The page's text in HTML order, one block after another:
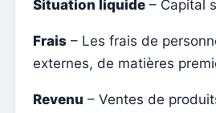
Bilan
Bilan analytique
Sorties
Situation liquide – Capital
Frais – Les frais de
externes, de matières
Revenu – Ventes de